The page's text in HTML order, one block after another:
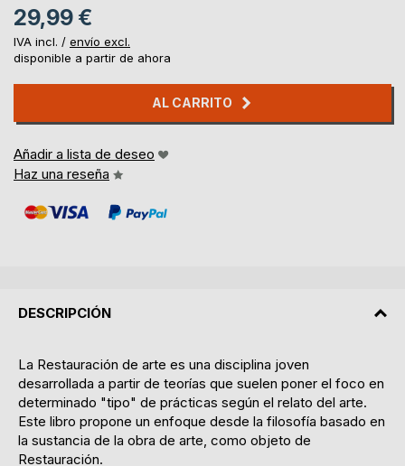
29,99 €
IVA incl. / envío excl.
disponible a partir de ahora
AL CARRITO
Añadir a lista de deseo
Haz una reseña
DESCRIPCIÓN
La Restauración de arte es una disciplina joven
desarrollada a partir de teorías que suelen poner el foco en
determinado "tipo" de prácticas según el relato del arte.
Este libro propone un enfoque desde la filosofía basado en
la sustancia de la obra de arte, como objeto de
Restauración.